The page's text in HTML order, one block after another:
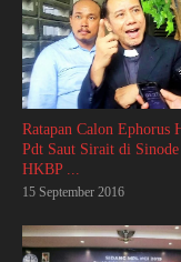
Ratapan Calon Ephorus
Pdt Saut Sirait di Sinode
HKBP ...
15 September 2016